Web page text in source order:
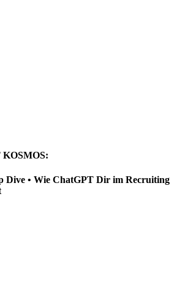
Dive • Wie ChatGPT Dir im Recruiting